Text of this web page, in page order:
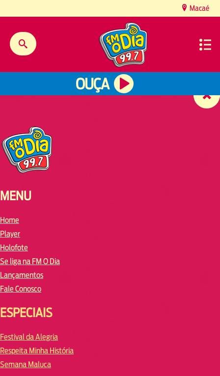
Macaé
OUÇA
MENU
Home
Player
Holofote
Se liga na FM O Dia
Lançamentos
Fale Conosco
ESPECIAIS
Festival da Alegria
Respeita Minha História
Semana Maluca